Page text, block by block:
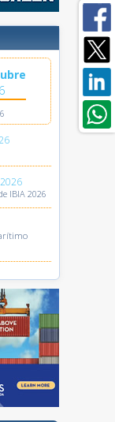
2026
IBIA 2026